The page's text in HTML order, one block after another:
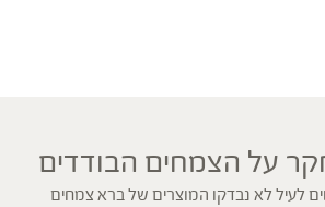
על הצמחים הבודדים
לעיל לא נבדקו המוצרים של ברא צמחים